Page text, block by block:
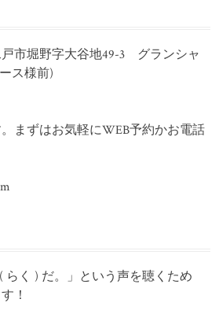
市堀野字大谷地49-3 グランシャ
ス様前)
まずはお気軽にWEB予約かお電話
らく ) だ。」という声を聴くため
！